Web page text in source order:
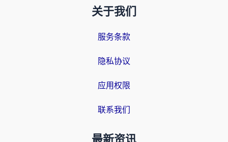
关于我们
服务条款
隐私协议
应用权限
联系我们
最新资讯